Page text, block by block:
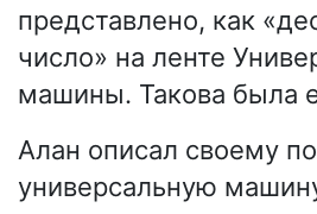
представлено, как
число» на ленте
машины. Такова была
Алан описал своему
универсальную